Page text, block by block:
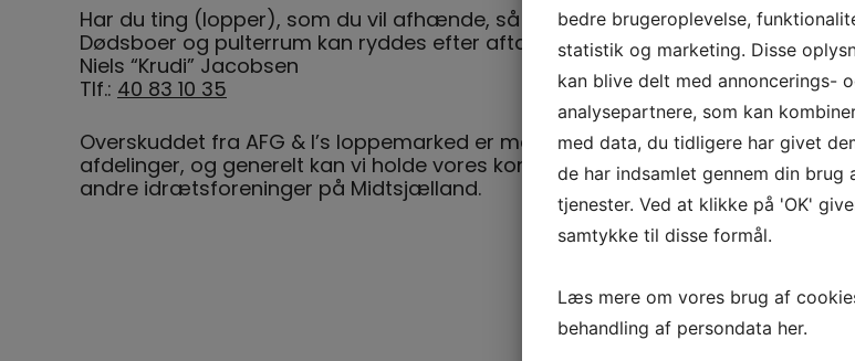
Har du ting (lopper), som du vil afhænde, så ring for en aftale om afhentning.
Dødsboer og pulterrum kan ryddes efter aftale.
Niels “Krudi” Jacobsen
Tlf.: 40 83 10 35
Overskuddet fra AFG & I’s loppemarked er med til sikre en sund økonomi i
afdelinger, og generelt kan vi holde vores kontingentsatser lave i forhold til
andre idrætsforeninger på Midtsjælland.
bedre brugeroplevelse,
statistik og marketing. Disse
kan blive delt med annoncerings-
analysepartnere, som kan
med data, du tidligere har givet
de har indsamlet gennem din brug
tjenester. Ved at klikke på 'OK'
samtykke til disse formål.
Læs mere om vores brug af
behandling af persondata her.